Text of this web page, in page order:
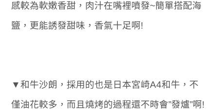
感較為軟嫩香甜，肉汁在嘴裡噴發~簡單搭配海
鹽，更能誘發甜味，香氣十足啊!
▼和牛沙朗，採用的也是日本宮崎A4和牛，不
僅油花較多，而且燒烤的過程還不時會”發爐”啊!